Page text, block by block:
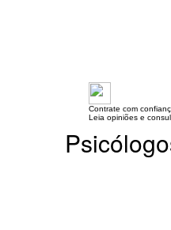
Contrate com
Leia opiniões e